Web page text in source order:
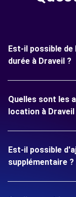
Est-il possible de
durée à Draveil ?
Quelles sont les
location à Draveil
Est-il possible
supplémentaire ?